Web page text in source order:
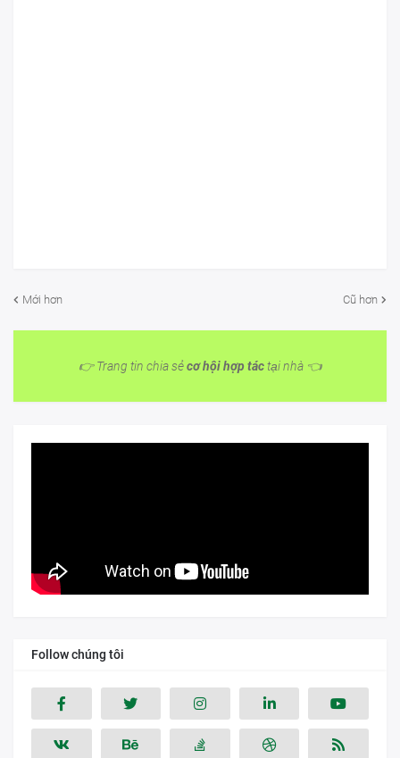
Mới hơn Cũ hơn
👉 Trang tin chia sẻcơ hội hợp táctại nhà 👈
Follow chúng tôi